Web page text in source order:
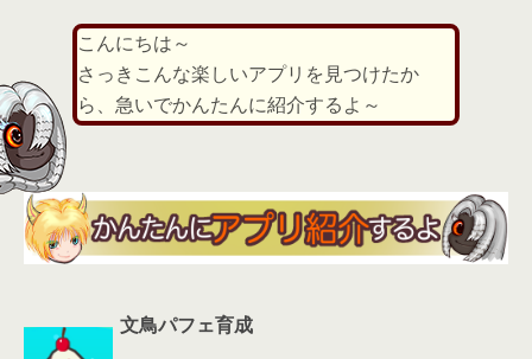
itt
er
e re
a
d
s
ai
l
こんにちは～
さっきこんな楽しいアプリを見つけたか
ら、急いでかんたんに紹介するよ～
文鳥パフェ育成